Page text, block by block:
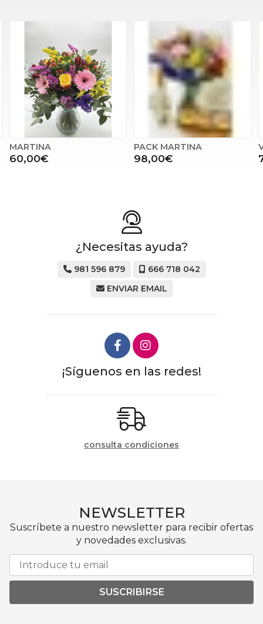
MARTINA
60,00€
PACK MARTINA
98,00€
¿Necesitas ayuda?
981 596 879
666 718 042
ENVIAR EMAIL
¡Síguenos en las redes!
consulta condiciones
NEWSLETTER
Suscríbete a nuestro newsletter para recibir ofertas
y novedades exclusivas.
SUSCRIBIRSE